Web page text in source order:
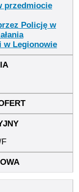
przedmiocie
Policję w
w Legionowie